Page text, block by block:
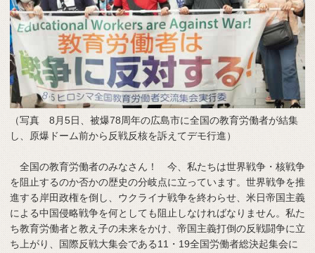
（写真 8月5日、被爆78周年の広島市に全国の教育労働者が結集
し、原爆ドーム前から反戦反核を訴えてデモ行進）
全国の教育労働者のみなさん！ 今、私たちは世界戦争・核戦争
を阻止するのか否かの歴史の分岐点に立っています。世界戦争を推
進する岸田政権を倒し、ウクライナ戦争を終わらせ、米日帝国主義
による中国侵略戦争を何としても阻止しなければなりません。私た
ち教育労働者と教え子の未来をかけ、帝国主義打倒の反戦闘争に立
ち上がり、国際反戦大集会である11・19全国労働者総決起集会に